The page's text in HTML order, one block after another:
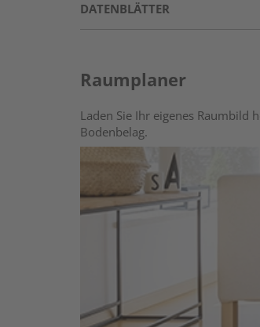
DATENBLÄTTER
Raumplaner
Laden Sie Ihr eigenes Raumbild
Bodenbelag.